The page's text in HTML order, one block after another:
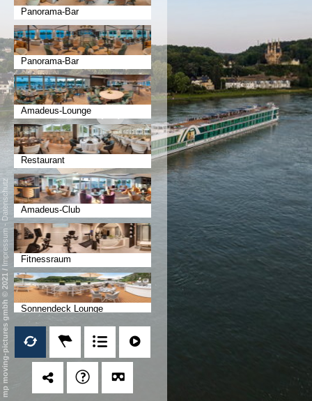
Panorama-Bar
Panorama-Bar
Amadeus-Lounge
Restaurant
Amadeus-Club
Fitnessraum
Sonnendeck Lounge
Sonnendeck
mp moving-pictures gmbh © 2021
/
Impressum
-
Datenschutz